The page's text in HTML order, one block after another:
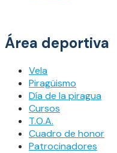
Área deportiva
Vela
Piragüismo
Día de la piragua
Cursos
T.O.A.
Cuadro de honor
Patrocinadores